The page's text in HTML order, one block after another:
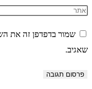
שמור בדפדפן זה את
שאגיב.